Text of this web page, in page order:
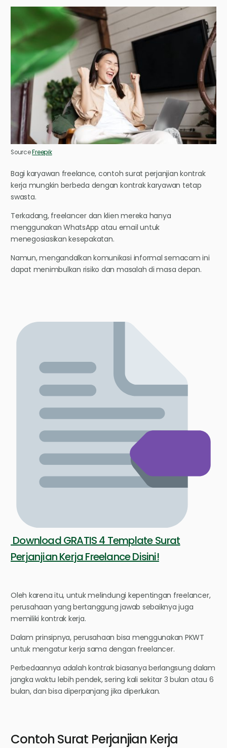
SourceFreepik
Bagi karyawan freelance, contoh surat perjanjian kontrak
kerja mungkin berbeda dengan kontrak karyawan tetap
swasta.
Terkadang, freelancer dan klien mereka hanya
menggunakan WhatsApp atau email untuk
menegosiasikan kesepakatan.
Namun, mengandalkan komunikasi informal semacam ini
dapat menimbulkan risiko dan masalah di masa depan.
Download GRATIS 4 Template Surat
Perjanjian Kerja Freelance Disini!
Oleh karena itu, untuk melindungi kepentingan freelancer,
perusahaan yang bertanggung jawab sebaiknya juga
memiliki kontrak kerja.
Dalam prinsipnya, perusahaan bisa menggunakan PKWT
untuk mengatur kerja sama dengan freelancer.
Perbedaannya adalah kontrak biasanya berlangsung dalam
jangka waktu lebih pendek, sering kali sekitar 3 bulan atau 6
bulan, dan bisa diperpanjang jika diperlukan.
Contoh Surat Perjanjian Kerja